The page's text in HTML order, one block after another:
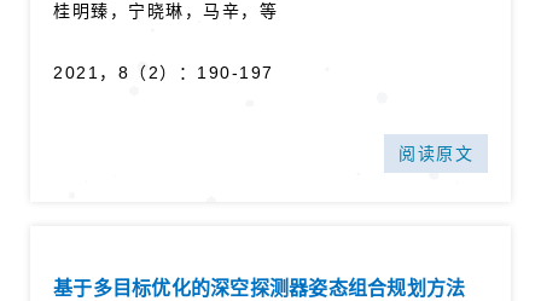
桂明臻，宁晓琳，马辛，等
2021，8（2）：190-197
阅读原文
基于多目标优化的深空探测器姿态组合规划方法